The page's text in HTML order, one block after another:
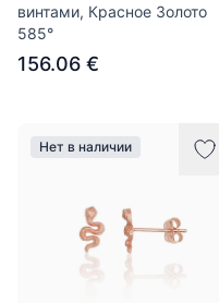
винтами, Красное Золото
585°
156.06 €
Нет в наличии